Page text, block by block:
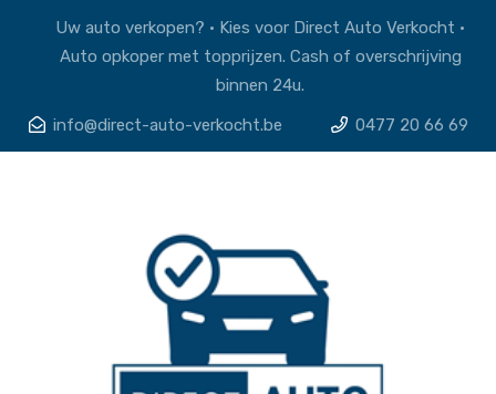
Uw auto verkopen? • Kies voor Direct Auto Verkocht •
Auto opkoper met topprijzen. Cash of overschrijving
binnen 24u.
info@direct-auto-verkocht.be
0477 20 66 69